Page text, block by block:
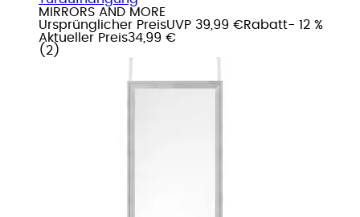
MIRRORS AND MORE
Ursprünglicher PreisUVP 39,99 €Rabatt- 12 %
Aktueller Preis34,99 €
( 2 )